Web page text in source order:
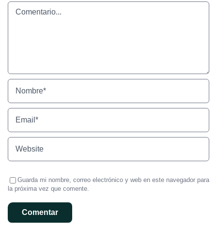
Comentario
Guarda mi nombre, correo electrónico y web en este navegador para
la próxima vez que comente.